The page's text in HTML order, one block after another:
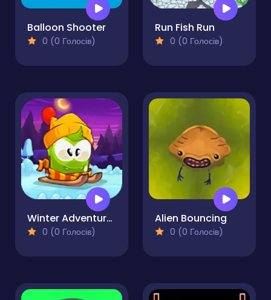
Balloon Shooter
0 (0 Голосів)
Run Fish Run
0 (0 Голосів)
Winter Adventures
0 (0 Голосів)
Alien Bouncing
0 (0 Голосів)